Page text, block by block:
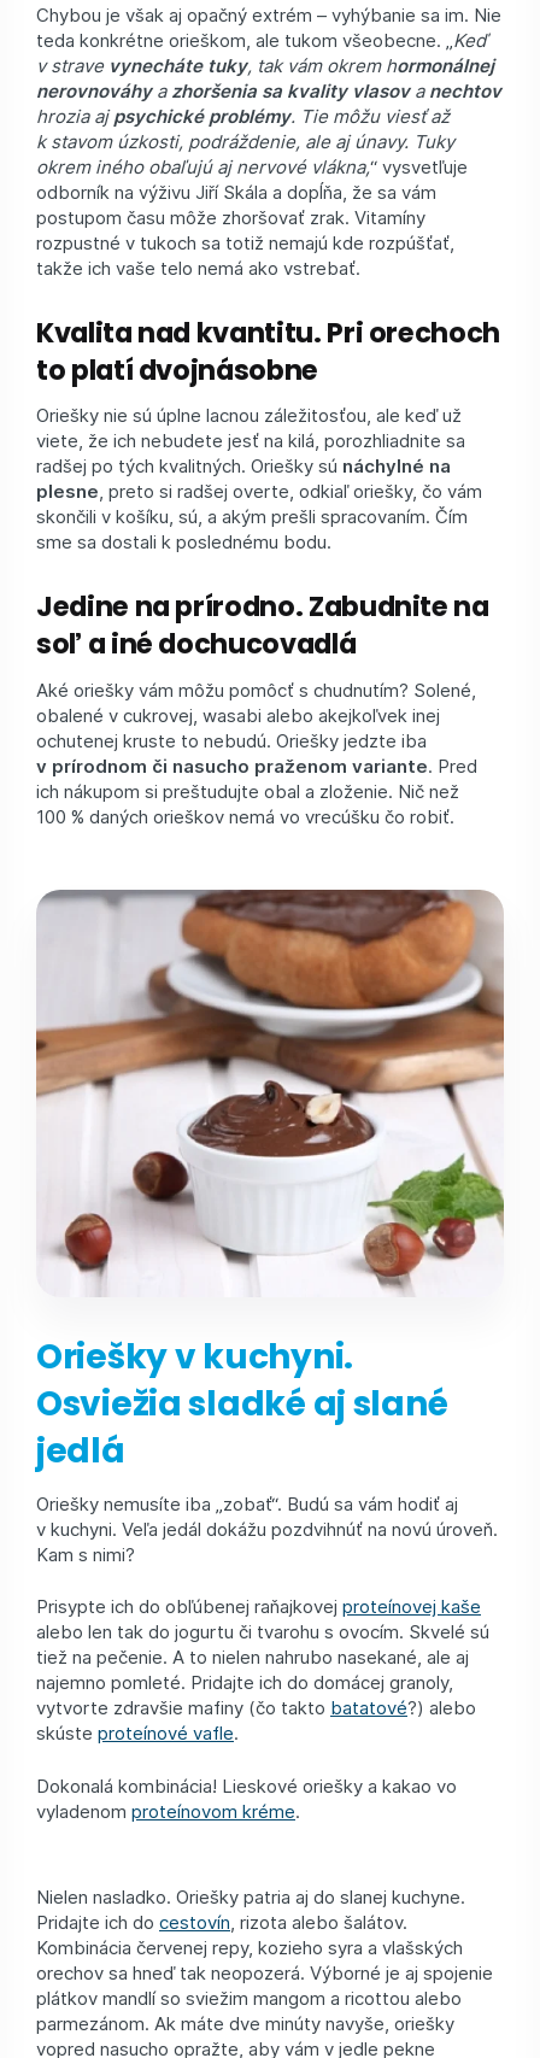
Chybou je však aj opačný extrém – vyhýbanie sa im. Nie
teda konkrétne orieškom, ale tukom všeobecne. „ Keď
v strave vynecháte tuky, tak vám okrem hormonálnej
nerovnováhya zhoršenia sa kvality vlasova nechtov
hrozia ajpsychické problémy. Tie môžu viesť až
k stavom úzkosti, podráždenie, ale aj únavy. Tuky
okrem iného obaľujú aj nervové vlákna,“ vysvetľuje
odborník na výživu Jiří Skála a dopĺňa, že sa vám
postupom času môže zhoršovať zrak. Vitamíny
rozpustné v tukoch sa totiž nemajú kde rozpúšťať,
takže ich vaše telo nemá ako vstrebať.
Kvalita nad kvantitu. Pri orechoch
to platí dvojnásobne
Oriešky nie sú úplne lacnou záležitosťou, ale keď už
viete, že ich nebudete jesť na kilá, porozhliadnite sa
radšej po tých kvalitných. Oriešky sú náchylné na
plesne, preto si radšej overte, odkiaľ oriešky, čo vám
skončili v košíku, sú, a akým prešli spracovaním. Čím
sme sa dostali k poslednému bodu.
Jedine na prírodno. Zabudnite na
soľ a iné dochucovadlá
Aké oriešky vám môžu pomôcť s chudnutím? Solené,
obalené v cukrovej, wasabi alebo akejkoľvek inej
ochutenej kruste to nebudú. Oriešky jedzte iba
v prírodnom či nasucho praženom variante. Pred
ich nákupom si preštudujte obal a zloženie. Nič než
100 % daných orieškov nemá vo vrecúšku čo robiť.
Oriešky v kuchyni.
Osviežia sladké aj slané
jedlá
Oriešky nemusíte iba „zobať“. Budú sa vám hodiť aj
v kuchyni. Veľa jedál dokážu pozdvihnúť na novú úroveň.
Kam s nimi?
Prisypte ich do obľúbenej raňajkovej proteínovej kaše
alebo len tak do jogurtu či tvarohu s ovocím. Skvelé sú
tiež na pečenie. A to nielen nahrubo nasekané, ale aj
najemno pomleté. Pridajte ich do domácej granoly,
vytvorte zdravšie mafiny (čo takto batatové?) alebo
skúste proteínové vafle.
Dokonalá kombinácia! Lieskové oriešky a kakao vo
vyladenom proteínovom kréme.
Nielen nasladko. Oriešky patria aj do slanej kuchyne.
Pridajte ich do cestovín , rizota alebo šalátov.
Kombinácia červenej repy, kozieho syra a vlašských
orechov sa hneď tak neopozerá. Výborné je aj spojenie
plátkov mandlí so sviežim mangom a ricottou alebo
parmezánom. Ak máte dve minúty navyše, oriešky
vopred nasucho opražte, aby vám v jedle pekne